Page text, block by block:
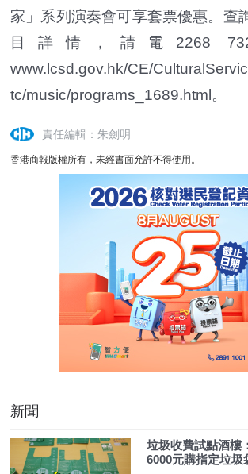
家」系列演奏會可享套票優惠。查
目詳情，請電2268
www.lcsd.gov.hk/CE/
tc/music/programs_1689.html。
責任編輯：朱劍明
香港商報版權所有，未經書面允許不得使用。
新聞
垃圾收費試點酒樓
6000元購指定垃圾